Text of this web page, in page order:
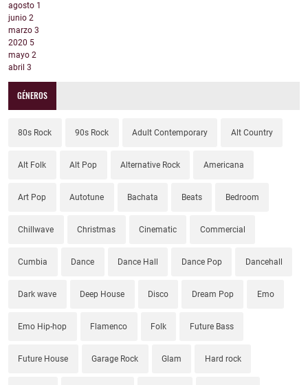
agosto 1
junio 2
marzo 3
2020 5
mayo 2
abril 3
GÉNEROS
80s Rock 90s Rock Adult Contemporary Alt Country
Alt Folk Alt Pop Alternative Rock Americana
Art Pop Autotune Bachata Beats Bedroom
Chillwave Christmas Cinematic Commercial
Cumbia Dance Dance Hall Dance Pop Dancehall
Dark wave Deep House Disco Dream Pop Emo
Emo Hip-hop Flamenco Folk Future Bass
Future House Garage Rock Glam Hard rock